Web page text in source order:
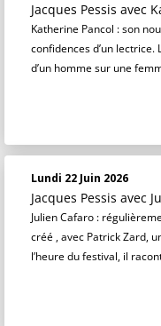
Jacques Pessis avec
Katherine Pancol : son
confidences d’un lectrice.
d’un homme sur une
Lundi 22 Juin 2026
Jacques Pessis avec
Julien Cafaro :
créé , avec Patrick Zard,
l’heure du festival, il